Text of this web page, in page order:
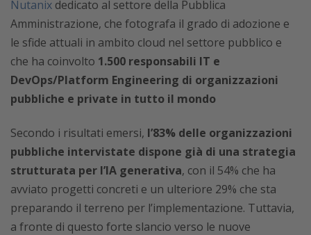
Nutanix dedicato al settore della Pubblica
Amministrazione, che fotografa il grado di adozione e
le sfide attuali in ambito cloud nel settore pubblico e
che ha coinvolto 1.500 responsabili IT e
DevOps/Platform Engineering di organizzazioni
pubbliche e private in tutto il mondo
Secondo i risultati emersi, l’83% delle organizzazioni
pubbliche intervistate dispone già di una strategia
strutturata per l’IA generativa, con il 54% che ha
avviato progetti concreti e un ulteriore 29% che sta
preparando il terreno per l’implementazione. Tuttavia,
a fronte di questo forte slancio verso le nuove